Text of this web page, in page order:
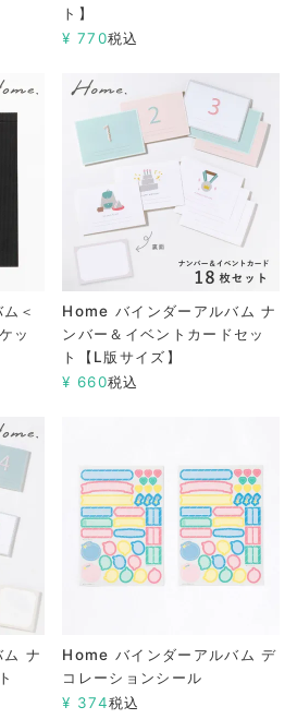
ト】
¥ 770税込
＜
ッ
Home バインダーアルバム ナ
ンバー＆イベントカードセッ
ト【L版サイズ】
¥ 660税込
ナ
Home バインダーアルバム デ
コレーションシール
¥ 374税込